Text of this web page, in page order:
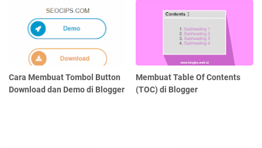
Cara Membuat Tombol Button
Download dan Demo di Blogger
Membuat Table Of Contents
(TOC) di Blogger